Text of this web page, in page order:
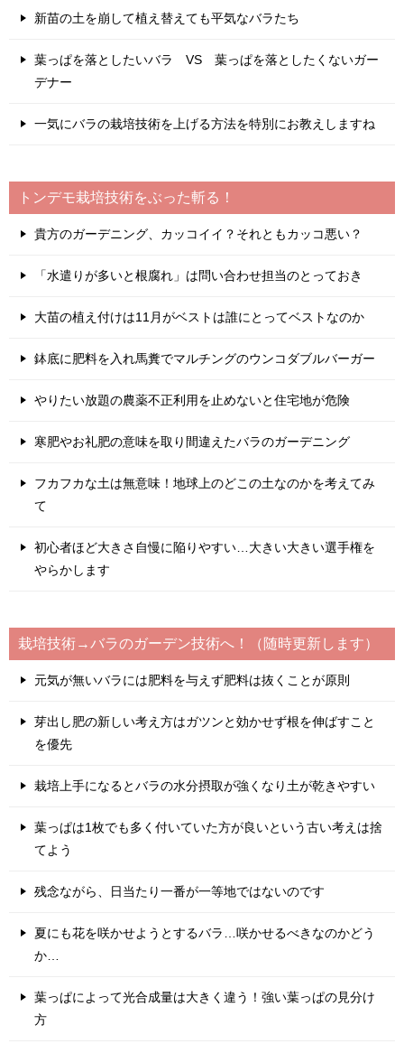
新苗の土を崩して植え替えても平気なバラたち
葉っぱを落としたいバラ VS 葉っぱを落としたくないガー
デナー
一気にバラの栽培技術を上げる方法を特別にお教えしますね
トンデモ栽培技術をぶった斬る！
貴方のガーデニング、カッコイイ？それともカッコ悪い？
「水遣りが多いと根腐れ」は問い合わせ担当のとっておき
大苗の植え付けは11月がベストは誰にとってベストなのか
鉢底に肥料を入れ馬糞でマルチングのウンコダブルバーガー
やりたい放題の農薬不正利用を止めないと住宅地が危険
寒肥やお礼肥の意味を取り間違えたバラのガーデニング
フカフカな土は無意味！地球上のどこの土なのかを考えてみ
て
初心者ほど大きさ自慢に陥りやすい…大きい大きい選手権を
やらかします
栽培技術→バラのガーデン技術へ！（随時更新します）
元気が無いバラには肥料を与えず肥料は抜くことが原則
芽出し肥の新しい考え方はガツンと効かせず根を伸ばすこと
を優先
栽培上手になるとバラの水分摂取が強くなり土が乾きやすい
葉っぱは1枚でも多く付いていた方が良いという古い考えは捨
てよう
残念ながら、日当たり一番が一等地ではないのです
夏にも花を咲かせようとするバラ…咲かせるべきなのかどう
か…
葉っぱによって光合成量は大きく違う！強い葉っぱの見分け
方